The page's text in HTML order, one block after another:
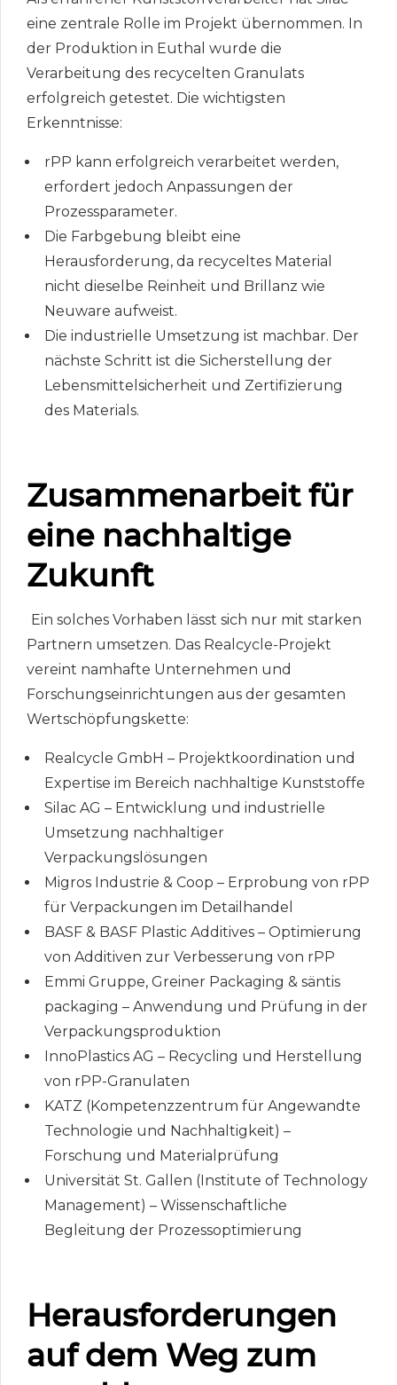
eine zentrale Rolle im Projekt übernommen. In
der Produktion in Euthal wurde die
Verarbeitung des recycelten Granulats
erfolgreich getestet. Die wichtigsten
Erkenntnisse:
rPP kann erfolgreich verarbeitet werden,
erfordert jedoch Anpassungen der
Prozessparameter.
Die Farbgebung bleibt eine
Herausforderung, da recyceltes Material
nicht dieselbe Reinheit und Brillanz wie
Neuware aufweist.
Die industrielle Umsetzung ist machbar. Der
nächste Schritt ist die Sicherstellung der
Lebensmittelsicherheit und Zertifizierung
des Materials.
Zusammenarbeit für
eine nachhaltige
Zukunft
Ein solches Vorhaben lässt sich nur mit starken
Partnern umsetzen. Das Realcycle-Projekt
vereint namhafte Unternehmen und
Forschungseinrichtungen aus der gesamten
Wertschöpfungskette:
Realcycle GmbH – Projektkoordination und
Expertise im Bereich nachhaltige Kunststoffe
Silac AG – Entwicklung und industrielle
Umsetzung nachhaltiger
Verpackungslösungen
Migros Industrie & Coop – Erprobung von rPP
für Verpackungen im Detailhandel
BASF & BASF Plastic Additives – Optimierung
von Additiven zur Verbesserung von rPP
Emmi Gruppe, Greiner Packaging & säntis
packaging – Anwendung und Prüfung in der
Verpackungsproduktion
InnoPlastics AG – Recycling und Herstellung
von rPP-Granulaten
KATZ (Kompetenzzentrum für Angewandte
Technologie und Nachhaltigkeit) –
Forschung und Materialprüfung
Universität St. Gallen (Institute of Technology
Management) – Wissenschaftliche
Begleitung der Prozessoptimierung
Herausforderungen
auf dem Weg zum